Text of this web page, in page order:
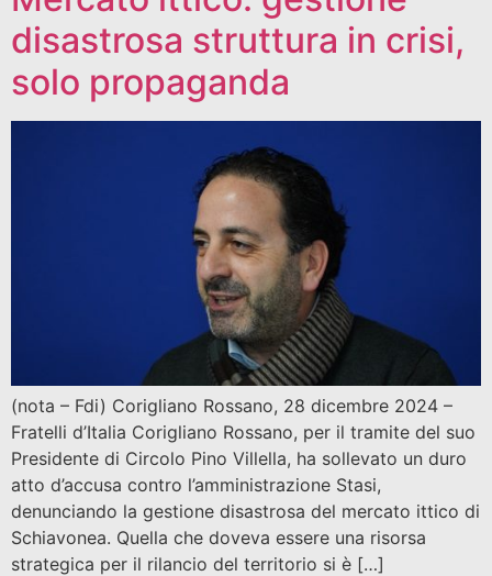
disastrosa struttura in crisi,
solo propaganda
(nota – Fdi) Corigliano Rossano, 28 dicembre 2024 –
Fratelli d’Italia Corigliano Rossano, per il tramite del suo
Presidente di Circolo Pino Villella, ha sollevato un duro
atto d’accusa contro l’amministrazione Stasi,
denunciando la gestione disastrosa del mercato ittico di
Schiavonea. Quella che doveva essere una risorsa
strategica per il rilancio del territorio si è […]